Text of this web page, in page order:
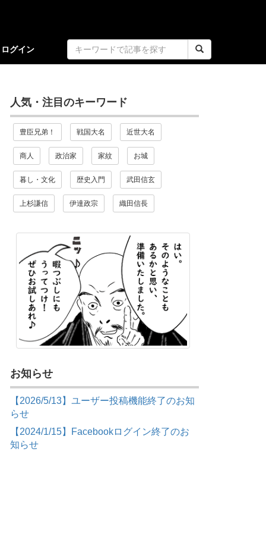
ログイン
人気・注目のキーワード
豊臣兄弟！ 戦国大名 近世大名
商人 政治家 家紋 お城
暮し・文化 歴史入門 武田信玄
上杉謙信 伊達政宗 織田信長
お知らせ
【2026/5/13】ユーザー投稿機能終了のお知
らせ
【2024/1/15】Facebookログイン終了のお
知らせ